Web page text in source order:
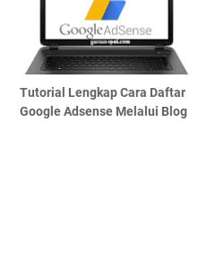
Tutorial Lengkap Cara Daftar
Google Adsense Melalui Blog